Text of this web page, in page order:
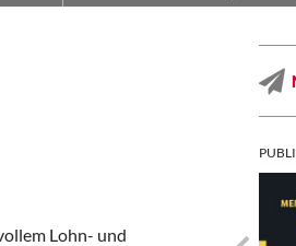
Lohn- und